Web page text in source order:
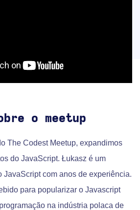
o meetup
The Codest Meetup, expandimos
do JavaScript. Łukasz é um
JavaScript com anos de experiência.
para popularizar o Javascript
na indústria polaca de